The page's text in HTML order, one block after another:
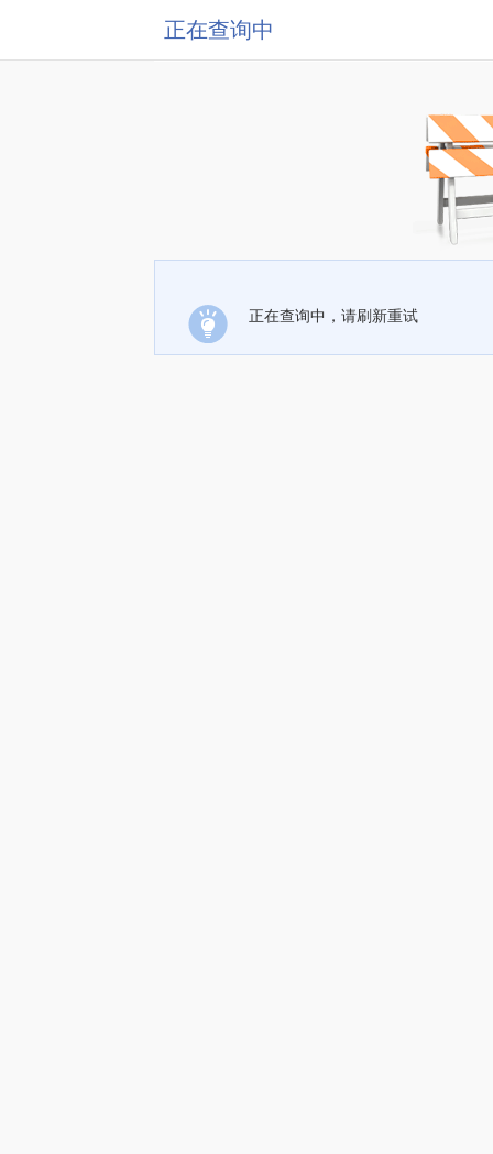
正在查询中
正在查询中，请刷新重试